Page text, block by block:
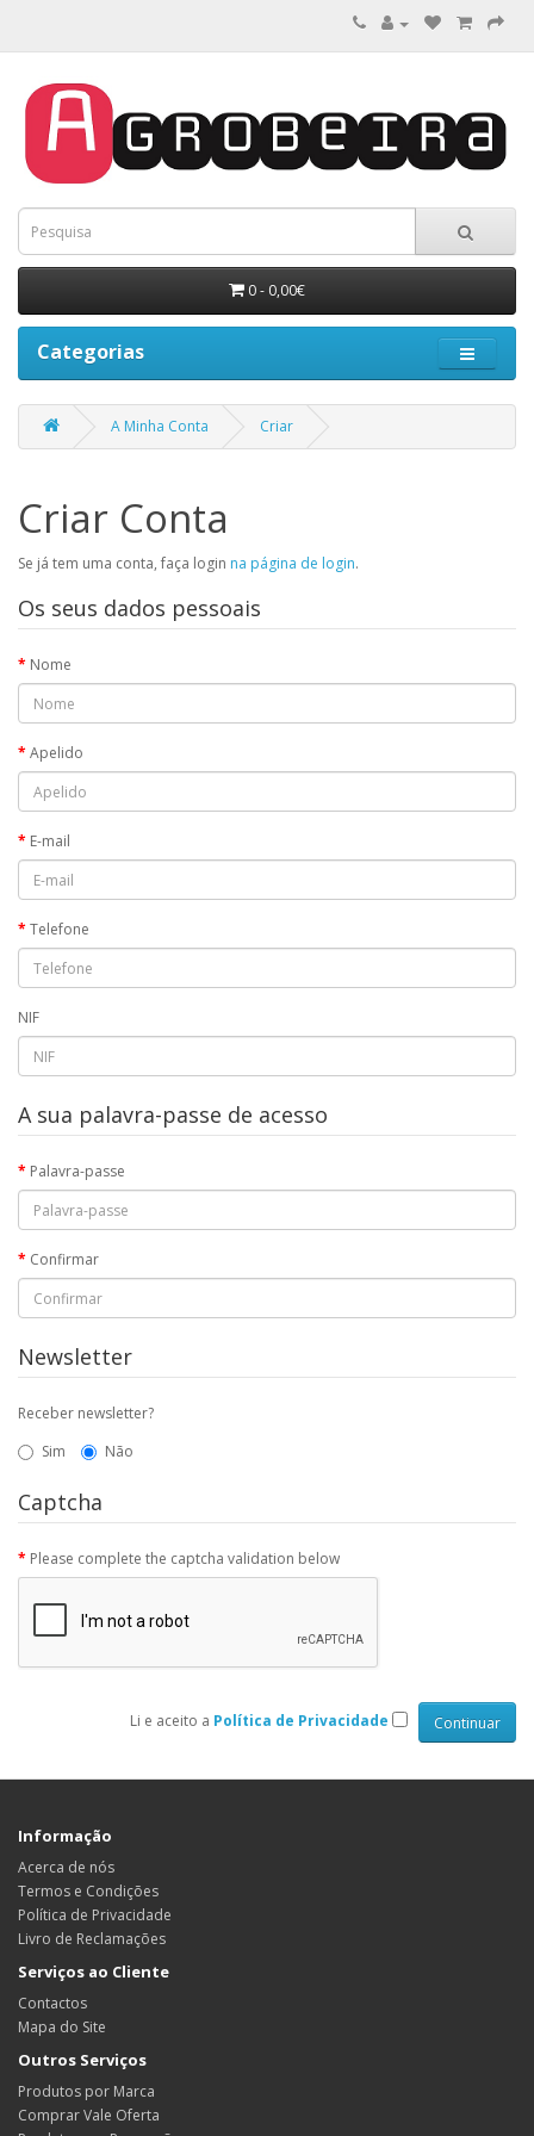
0 - 0,00€
Categorias
A Minha Conta Criar
Criar Conta
Se já tem uma conta, faça login na página de login.
Os seus dados pessoais
Nome
Apelido
E-mail
Telefone
NIF
A sua palavra-passe de acesso
Palavra-passe
Confirmar
Newsletter
Receber newsletter?
Sim
Não
Captcha
Please complete the captcha validation below
Li e aceito a Política de Privacidade
Informação
Acerca de nós
Termos e Condições
Política de Privacidade
Livro de Reclamações
Serviços ao Cliente
Contactos
Mapa do Site
Outros Serviços
Produtos por Marca
Comprar Vale Oferta